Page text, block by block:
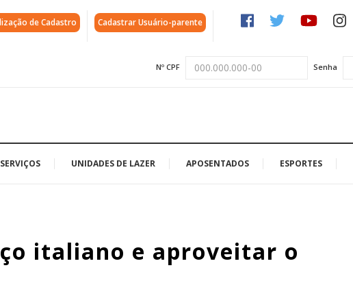
de Cadastro Cadastrar Usuário-parente
Nº CPF Senha
SERVIÇOS UNIDADES DE LAZER APOSENTADOS ESPORTES
italiano e aproveitar o